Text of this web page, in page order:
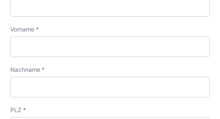
Vorname *
Nachname *
PLZ *